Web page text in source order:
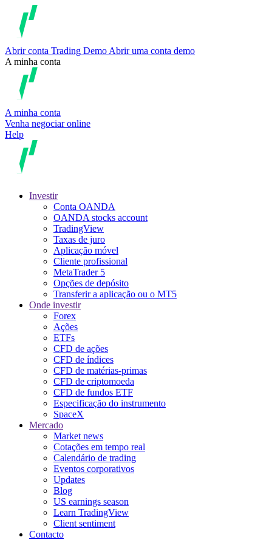
Abrir conta Trading Demo Abrir uma conta demo
A minha conta
A minha conta
Venha negociar online
Help
Investir
Conta OANDA
OANDA stocks account
TradingView
Taxas de juro
Aplicação móvel
Cliente profissional
MetaTrader 5
Opções de depósito
Transferir a aplicação ou o MT5
Onde investir
Forex
Ações
ETFs
CFD de ações
CFD de índices
CFD de matérias-primas
CFD de criptomoeda
CFD de fundos ETF
Especificação do instrumento
SpaceX
Mercado
Market news
Cotações em tempo real
Calendário de trading
Eventos corporativos
Updates
Blog
US earnings season
Learn TradingView
Client sentiment
Contacto